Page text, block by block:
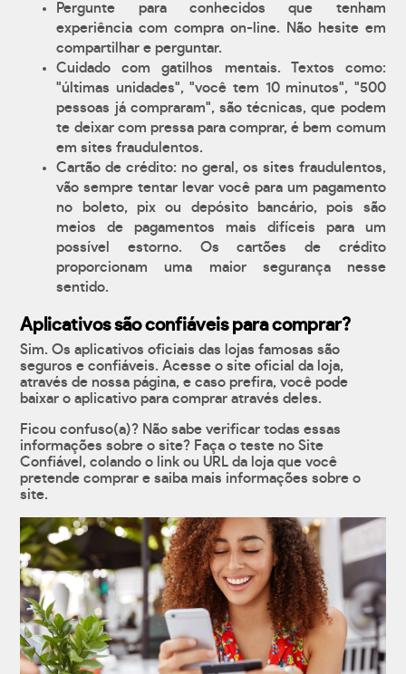
Pergunte para conhecidos que tenham
experiência com compra on-line. Não hesite em
compartilhar e perguntar.
Cuidado com gatilhos mentais. Textos como:
"últimas unidades", "você tem 10 minutos", "500
pessoas já compraram", são técnicas, que podem
te deixar com pressa para comprar, é bem comum
em sites fraudulentos.
Cartão de crédito: no geral, os sites fraudulentos,
vão sempre tentar levar você para um pagamento
no boleto, pix ou depósito bancário, pois são
meios de pagamentos mais difíceis para um
possível estorno. Os cartões de crédito
proporcionam uma maior segurança nesse
sentido.
Aplicativos são confiáveis para comprar?
Sim. Os aplicativos oficiais das lojas famosas são
seguros e confiáveis. Acesse o site oficial da loja,
através de nossa página, e caso prefira, você pode
baixar o aplicativo para comprar através deles.
Ficou confuso(a)? Não sabe verificar todas essas
informações sobre o site? Faça o teste no Site
Confiável, colando o link ou URL da loja que você
pretende comprar e saiba mais informações sobre o
site.